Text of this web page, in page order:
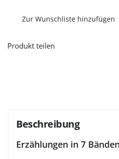
Menge
Zur Wunschliste hinzufügen
Produkt teilen
Beschreibung
Erzählungen in 7 Bänden